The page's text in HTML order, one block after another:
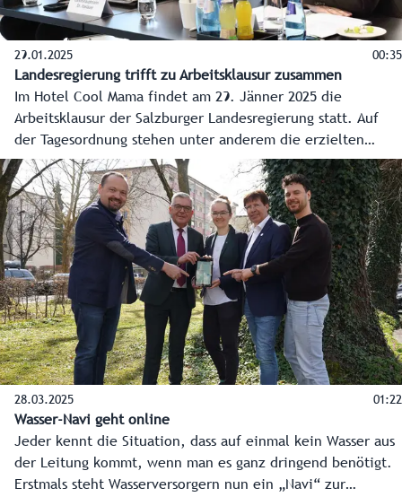
29.01.2025 00:35
Landesregierung trifft zu Arbeitsklausur zusammen
Im Hotel Cool Mama findet am 29. Jänner 2025 die
Arbeitsklausur der Salzburger Landesregierung statt. Auf
der Tagesordnung stehen unter anderem die erzielten
Ergebnisse seit der letzten Klausur und die Vorhaben in
den einzelnen Zuständigkeitsbereichen für das Jahr 2025.
Ein zentraler Punkt der Arbeitsklausur wird auch die
Diskussion über eine neue Ressortverteilung innerhalb der
Landesregierung sein. Über die Ergebnisse wird am
Donnerstag, 30. Jänner 2025, im Rahmen einer
Pressekonferenz informiert.
28.03.2025 01:22
Wasser-Navi geht online
Jeder kennt die Situation, dass auf einmal kein Wasser aus
der Leitung kommt, wenn man es ganz dringend benötigt.
Erstmals steht Wasserversorgern nun ein „Navi“ zur